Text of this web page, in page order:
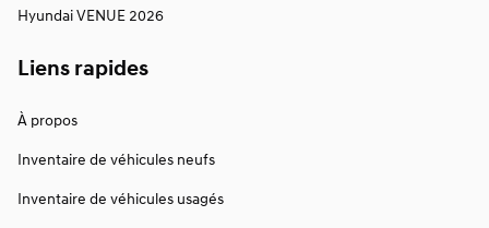
Hyundai VENUE 2026
Liens rapides
À propos
Inventaire de véhicules neufs
Inventaire de véhicules usagés